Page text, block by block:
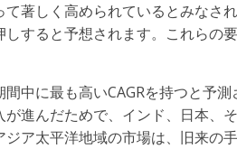
著しく高められているとみなさ
すると予想されます。これらの
中に最も高いCAGRを持つと予
進んだためで、インド、日本、
ア太平洋地域の市場は、旧来の